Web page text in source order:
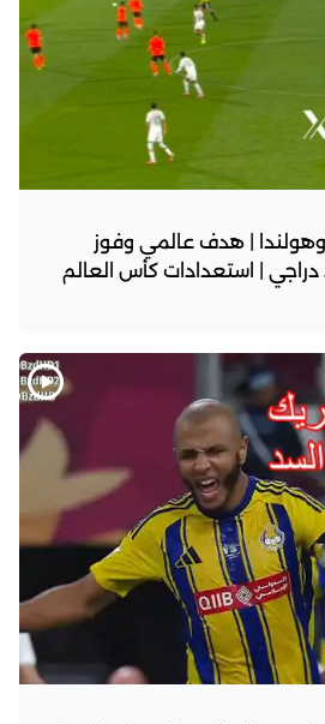
وهولندا | هدف عالمي وفوز
| استعدادات كأس العالم